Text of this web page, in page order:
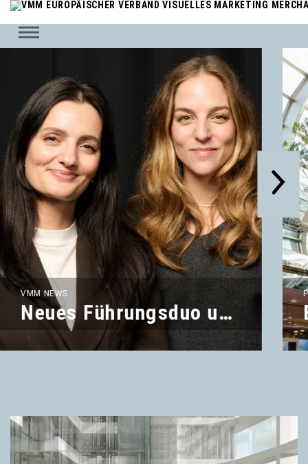
VMM NEWS
Neues Führungsduo und frischer Beirat im VMM